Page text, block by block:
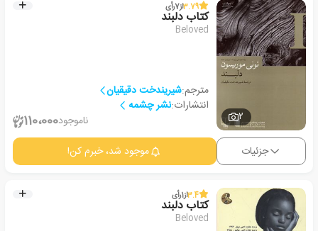
2
3.79از7رأی
کتاب دلبند
Beloved
مترجم:شیریندخت دقیقیان
انتشارات:نشر چشمه
ناموجود110،000
جزئیات موجود شد، خبرم کن!
3.4از1رأی
کتاب دلبند
Beloved